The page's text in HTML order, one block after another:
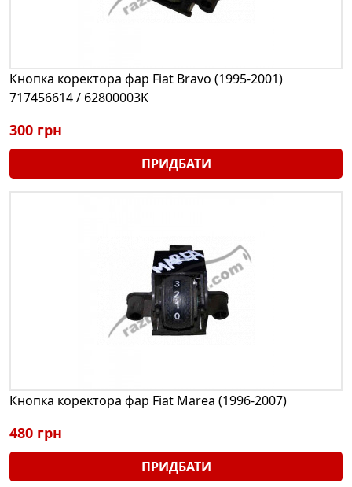
Кнопка коректора фар Fiat Bravo (1995-2001)
717456614 / 62800003K
300 грн
ПРИДБАТИ
Кнопка коректора фар Fiat Marea (1996-2007)
480 грн
ПРИДБАТИ